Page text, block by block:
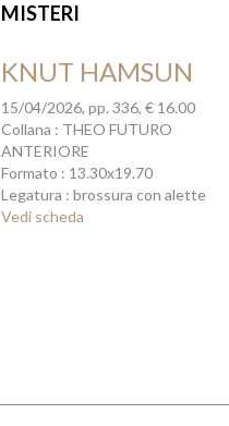
MISTERI
KNUT HAMSUN
15/04/2026, pp. 336, € 16.00
Collana : THEO FUTURO
ANTERIORE
Formato : 13.30x19.70
Legatura : brossura con alette
Vedi scheda